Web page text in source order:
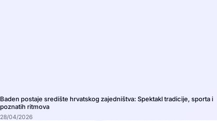
Baden postaje središte hrvatskog zajedništva: Spektakl tradicije, sporta i
poznatih ritmova
28/04/2026